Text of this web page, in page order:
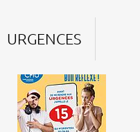
URGENCES